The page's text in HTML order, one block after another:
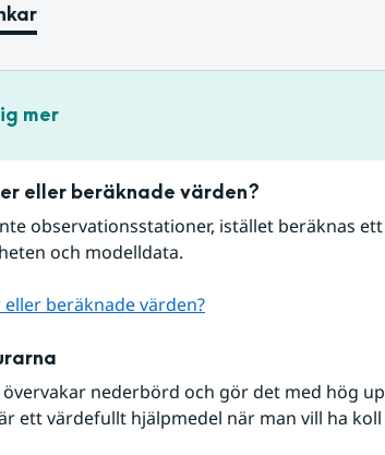
mer
eller beräknade värden?
observationsstationer, istället beräknas
och modelldata.
beräknade värden?
nederbörd och gör det med hög
ett värdefullt hjälpmedel när man vill ha